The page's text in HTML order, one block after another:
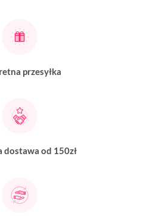
przesyłka
dostawa od 150zł